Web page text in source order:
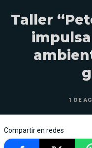
Taller
1 DE
Compartir en redes